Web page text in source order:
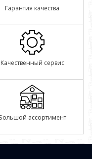
Гарантия качества
Качественный сервис
ассортимент